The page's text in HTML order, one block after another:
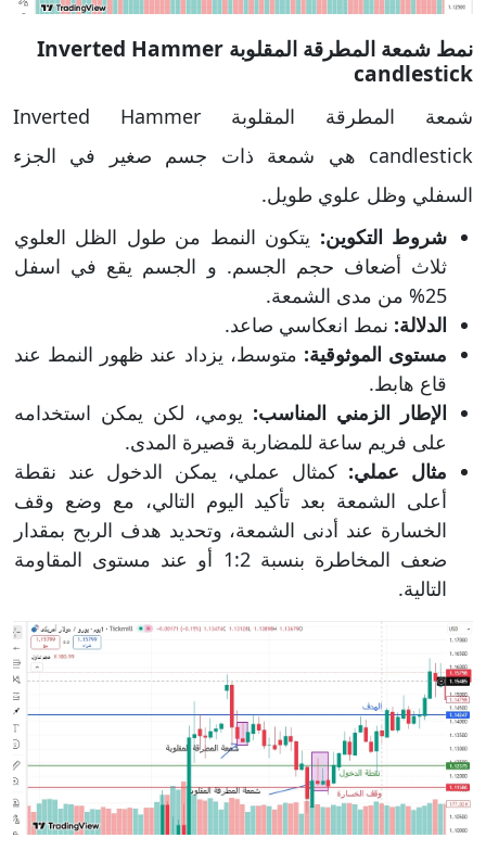
نمط شمعة المطرقة المقلوبة Inverted Hammer
candlestick
شمعة المطرقة المقلوبة Inverted Hammer
candlestick هي شمعة ذات جسم صغير في الجزء
السفلي وظل علوي طويل.
شروط التكوين: يتكون النمط من طول الظل العلوي
ثلاث أضعاف حجم الجسم. و الجسم يقع في اسفل
25% من مدى الشمعة.
الدلالة: نمط انعكاسي صاعد.
مستوى الموثوقية: متوسط، يزداد عند ظهور النمط عند
قاع هابط.
الإطار الزمني المناسب: يومي، لكن يمكن استخدامه
على فريم ساعة للمضاربة قصيرة المدى.
مثال عملي:كمثال عملي، يمكن الدخول عند نقطة
أعلى الشمعة بعد تأكيد اليوم التالي، مع وضع وقف
الخسارة عند أدنى الشمعة، وتحديد هدف الربح بمقدار
ضعف المخاطرة بنسبة 1:2 أو عند مستوى المقاومة
التالية.